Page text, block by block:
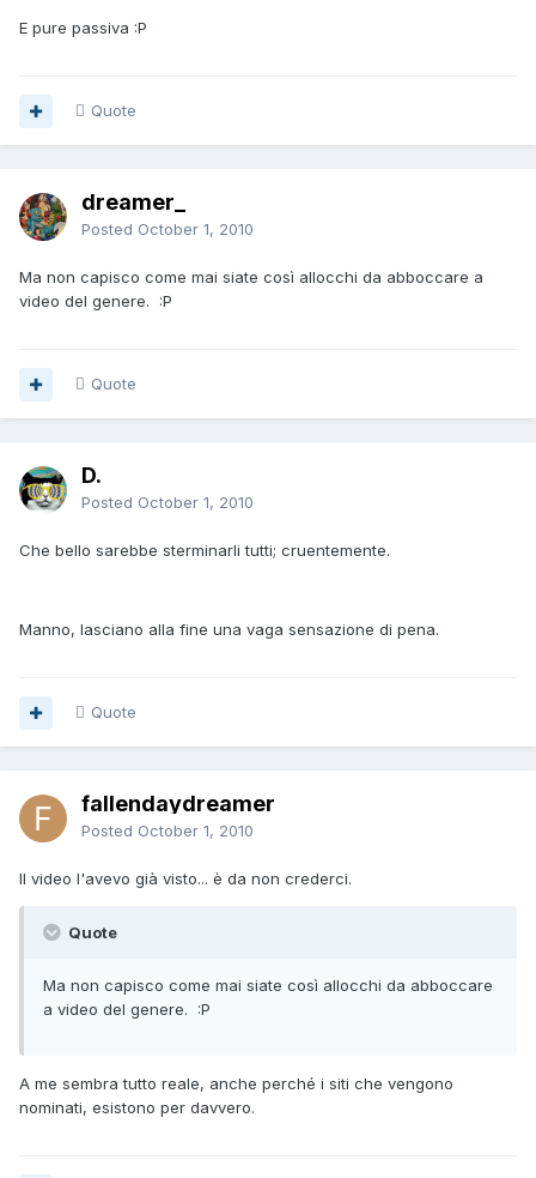
E pure passiva :P
Quote
dreamer_
Posted October 1, 2010
Ma non capisco come mai siate così allocchi da abboccare a
video del genere. :P
Quote
D.
Posted October 1, 2010
Che bello sarebbe sterminarli tutti; cruentemente.
Manno, lasciano alla fine una vaga sensazione di pena.
Quote
fallendaydreamer
Posted October 1, 2010
Il video l'avevo già visto... è da non crederci.
Quote
Ma non capisco come mai siate così allocchi da abboccare
a video del genere. :P
A me sembra tutto reale, anche perché i siti che vengono
nominati, esistono per davvero.